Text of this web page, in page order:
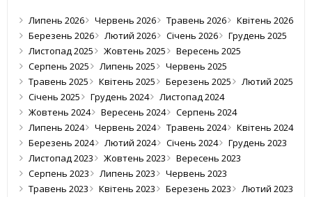
Липень 2026 Червень 2026 Травень 2026
Квітень 2026
Березень 2026
Лютий 2026 Січень 2026
Грудень 2025
Листопад 2025
Жовтень 2025
Вересень 2025
Серпень 2025
Липень 2025
Червень 2025
Травень 2025
Квітень 2025 Березень 2025
Лютий 2025
Січень 2025
Грудень 2024
Листопад 2024
Жовтень 2024
Вересень 2024
Серпень 2024
Липень 2024
Червень 2024 Травень 2024
Квітень 2024
Березень 2024
Лютий 2024 Січень 2024
Грудень 2023
Листопад 2023
Жовтень 2023
Вересень 2023
Серпень 2023
Липень 2023
Червень 2023
Травень 2023
Квітень 2023 Березень 2023
Лютий 2023